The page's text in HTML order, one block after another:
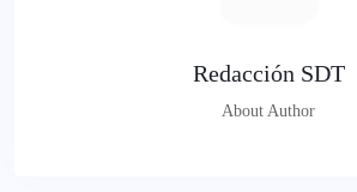
Redacción SDT
About Author